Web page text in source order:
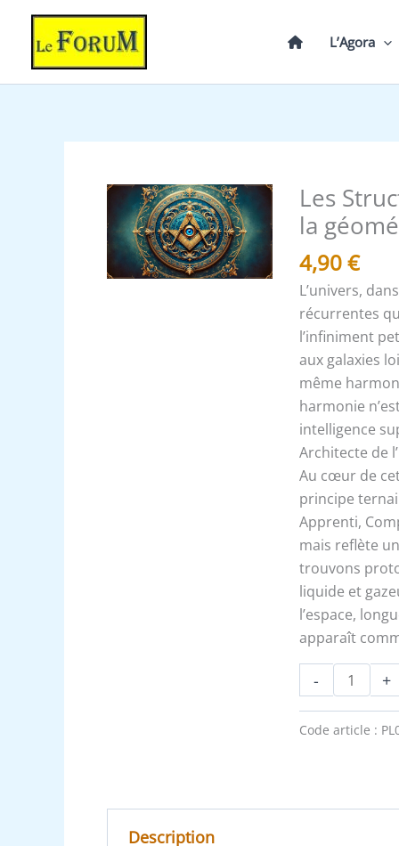
contenu
L’Agora
Les
la
4,90€
L’univers,
récurrentes
l’infiniment
aux galaxies
même
harmonie
intelligence
Architecte de
Au cœur de
principe
Apprenti,
mais reflète
trouvons
liquide et
l’espace,
apparaît
-
quantité
de
Structures
comparatives
de
l’univers
et
la
géométrie
sacrée
+
Code article :
Description